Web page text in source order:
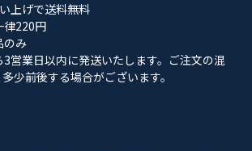
上げで送料無料
220円
のみ
3営業日以内に発送いたします。ご注文の混
少前後する場合がございます。